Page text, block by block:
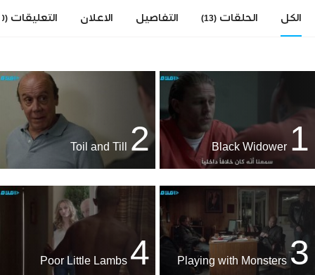
الكل الحلقات (13) التفاصيل الاعلان التعليقات (0)
1
2
3
4